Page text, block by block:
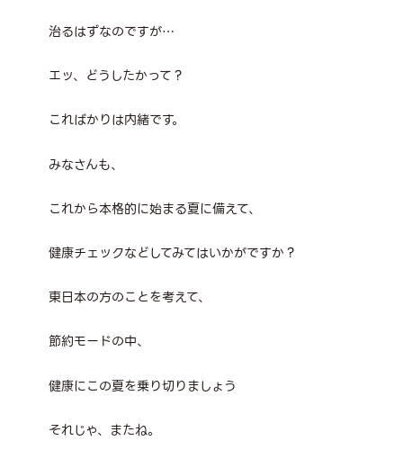
治るはずなのですが…
エッ、どうしたかって？
こればかりは内緒です。
みなさんも、
これから本格的に始まる夏に備えて、
健康チェックなどしてみてはいかがですか？
東日本の方のことを考えて、
節約モードの中、
健康にこの夏を乗り切りましょう
それじゃ、またね。